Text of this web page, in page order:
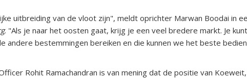
uitbreiding van de vloot zijn", meldt oprichter Marwan Boodai in
. "Als je naar het oosten gaat, krijg je een veel bredere markt. Je kunt
andere bestemmingen bereiken en die kunnen we het beste
Rohit Ramachandran is van mening dat de positie van